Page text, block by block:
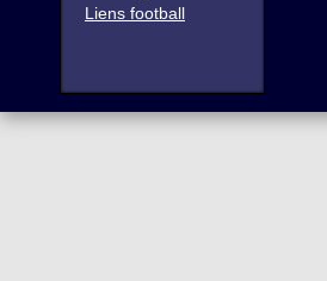
Liens football